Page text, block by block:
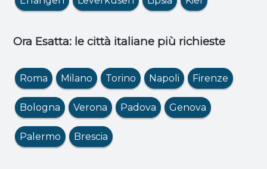
Ora Esatta: le città italiane più richieste
Roma Milano Torino Napoli Firenze
Bologna Verona Padova Genova
Palermo Brescia